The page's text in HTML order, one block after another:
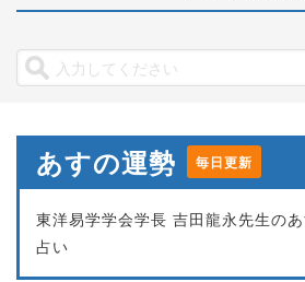
あすの運勢 毎日更新
東洋易学学会学長 吉田龍永先生の
占い